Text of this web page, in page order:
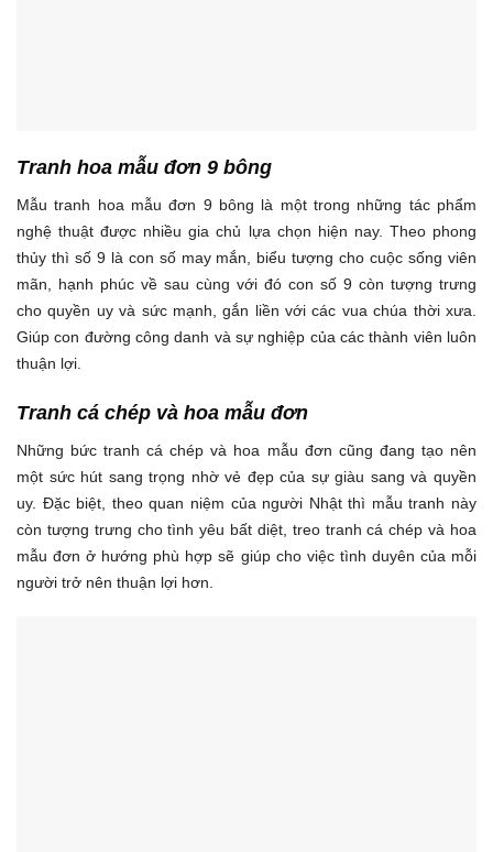
Tranh hoa mẫu đơn 9 bông
Mẫu tranh hoa mẫu đơn 9 bông là một trong những tác phẩm
nghệ thuật được nhiều gia chủ lựa chọn hiện nay. Theo phong
thủy thì số 9 là con số may mắn, biểu tượng cho cuộc sống viên
mãn, hạnh phúc về sau cùng với đó con số 9 còn tượng trưng
cho quyền uy và sức mạnh, gắn liền với các vua chúa thời xưa.
Giúp con đường công danh và sự nghiệp của các thành viên luôn
thuận lợi.
Tranh cá chép và hoa mẫu đơn
Những bức tranh cá chép và hoa mẫu đơn cũng đang tạo nên
một sức hút sang trọng nhờ vẻ đẹp của sự giàu sang và quyền
uy. Đặc biệt, theo quan niệm của người Nhật thì mẫu tranh này
còn tượng trưng cho tình yêu bất diệt, treo tranh cá chép và hoa
mẫu đơn ở hướng phù hợp sẽ giúp cho việc tình duyên của mỗi
người trở nên thuận lợi hơn.